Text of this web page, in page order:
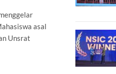
asal
Unsrat